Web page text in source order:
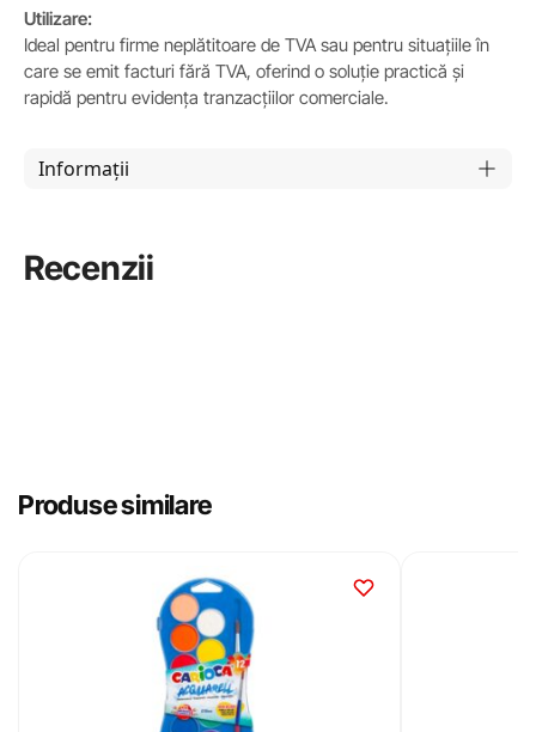
Utilizare:
Ideal pentru firme neplătitoare de TVA sau pentru situațiile în
care se emit facturi fără TVA, oferind o soluție practică și
rapidă pentru evidența tranzacțiilor comerciale.
Informații
Recenzii
Produse similare